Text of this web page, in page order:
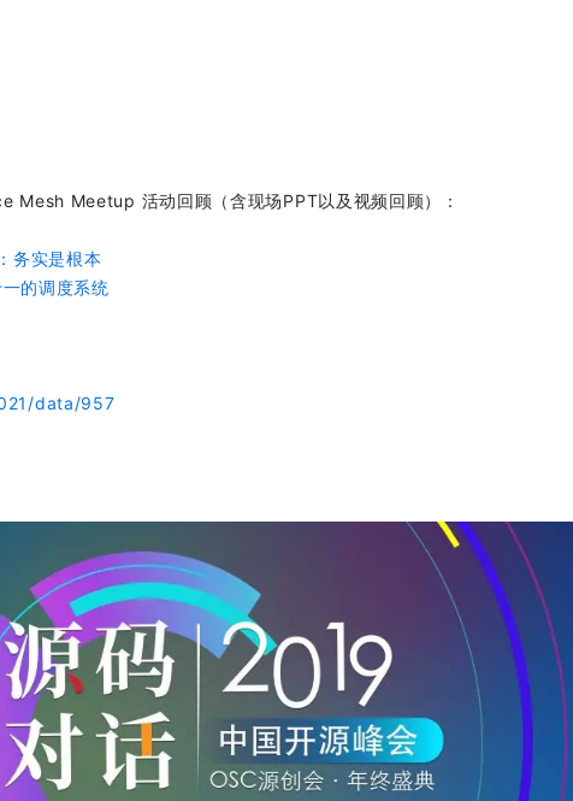
Meetup 活动回顾（含现场PPT以及视频回顾）：
务实是根本
的调度系统
data/957